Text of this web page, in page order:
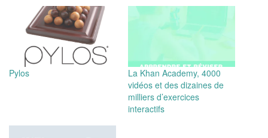
Pylos
La Khan Academy, 4000
vidéos et des dizaines de
milliers d’exercices
interactifs